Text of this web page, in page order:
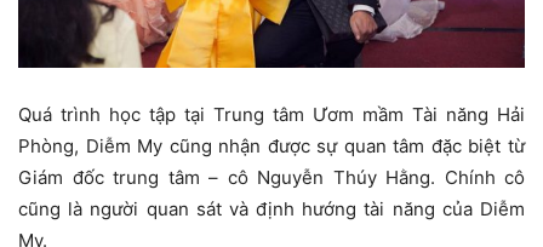
Quá trình học tập tại Trung tâm Ươm mầm Tài năng Hải
Phòng, Diễm My cũng nhận được sự quan tâm đặc biệt từ
Giám đốc trung tâm – cô Nguyễn Thúy Hằng. Chính cô
cũng là người quan sát và định hướng tài năng của Diễm
My.